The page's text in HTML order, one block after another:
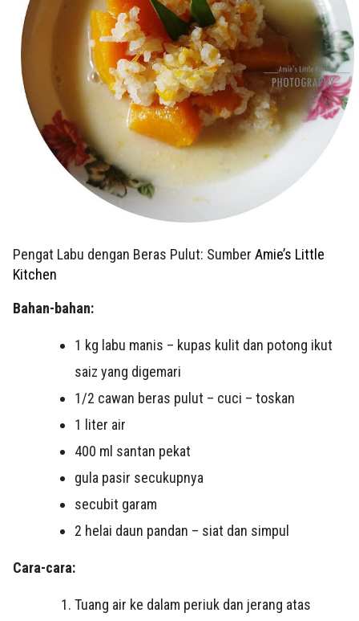
Pengat Labu dengan Beras Pulut: Sumber Amie’s Little
Kitchen
Bahan-bahan:
1 kg labu manis – kupas kulit dan potong ikut
saiz yang digemari
1/2 cawan beras pulut – cuci – toskan
1 liter air
400 ml santan pekat
gula pasir secukupnya
secubit garam
2 helai daun pandan – siat dan simpul
Cara-cara:
Tuang air ke dalam periuk dan jerang atas